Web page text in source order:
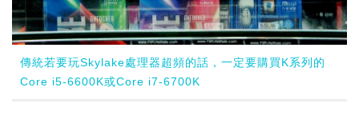
傳統若要玩Skylake處理器超頻的話，一定要購買K系列的
Core i5-6600K或Core i7-6700K